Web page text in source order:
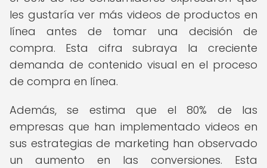
les gustaría ver más videos de productos en
línea antes de tomar una decisión de
compra. Esta cifra subraya la creciente
demanda de contenido visual en el proceso
de compra en línea.
Además, se estima que el 80% de las
empresas que han implementado videos en
sus estrategias de marketing han observado
un aumento en las conversiones. Esta